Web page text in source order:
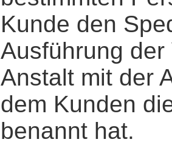
Kunde den
Ausführung
Anstalt mit der
dem Kunden
benannt hat.